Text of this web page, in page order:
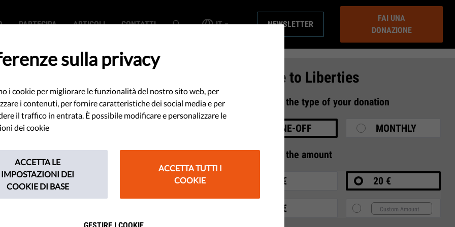
PARTECIPA ARTICOLI CONTATTI IT NEWSLETTER
FAI UNA
DONAZIONE
protestano
stampa
manifestato di fronte al
contro le violazioni alla
chiesto le dimissioni del
Donate to Liberties
Select the type of your donation
ONE-OFF MONTHLY
2 Select the amount
10 € 20 €
35 €
sulla privacy
i cookie per migliorare le funzionalità del nostro sito web, per
i contenuti, per fornire caratteristiche dei social media e per
il traffico in entrata. È possibile modificare e personalizzare le
dei cookie
ACCETTA LE
IMPOSTAZIONI DEI
COOKIE DI BASE
ACCETTA TUTTI I
COOKIE